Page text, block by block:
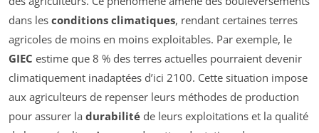
dans les conditions climatiques, rendant certaines terres
agricoles de moins en moins exploitables. Par exemple, le
GIEC estime que 8 % des terres actuelles pourraient devenir
climatiquement inadaptées d’ici 2100. Cette situation impose
aux agriculteurs de repenser leurs méthodes de production
pour assurer la durabilité de leurs exploitations et la qualité